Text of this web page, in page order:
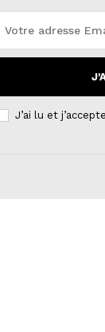
J’ai lu et